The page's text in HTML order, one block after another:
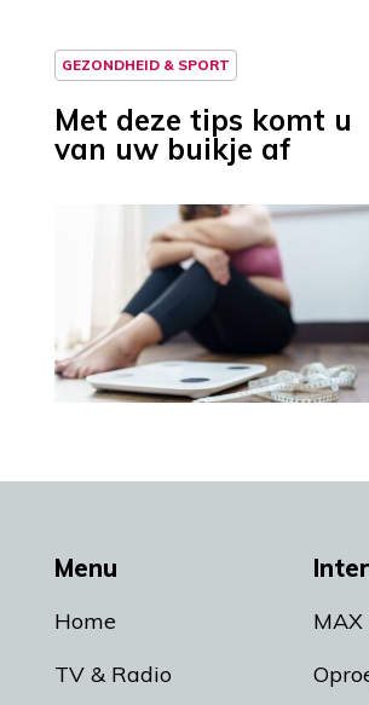
GEZONDHEID & SPORT
Met deze tips komt u
van uw buikje af
Menu
Home
TV & Radio
MAX